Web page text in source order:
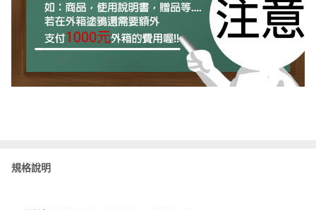
規格說明